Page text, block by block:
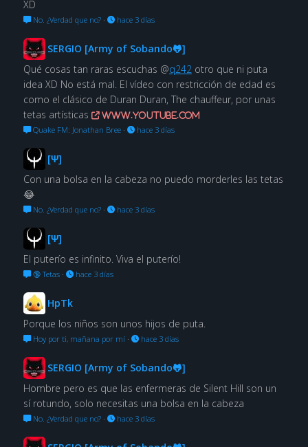
XD
No. ¿Verdad que no?· hace 3 días
SERGIO [Army of Sobando🐸]
Qué cosas tan raras escuchas @q242 otro que ni puta
idea XD No está mal. El vídeo con restricción de edad es
como el clásico de Duran Duran, The chauffeur, por unas
tetas artísticas
www.youtube.com
Quake FM: Jonathan Bree· hace 3 días
[Ψ]
Con una bolsa en la cabeza no puedo morderles las tetas
😂
No. ¿Verdad que no?· hace 3 días
[Ψ]
El puterío es infinito. Viva el puterío!
🔞 Tetas· hace 3 días
HpTk
Porque los niños son unos hijos de puta.
Hoy por ti, mañana por mí· hace 3 días
SERGIO [Army of Sobando🐸]
Hombre pero es que las enfermeras de Silent Hill son un
sí rotundo, solo necesitas una bolsa en la cabeza
No. ¿Verdad que no?· hace 3 días